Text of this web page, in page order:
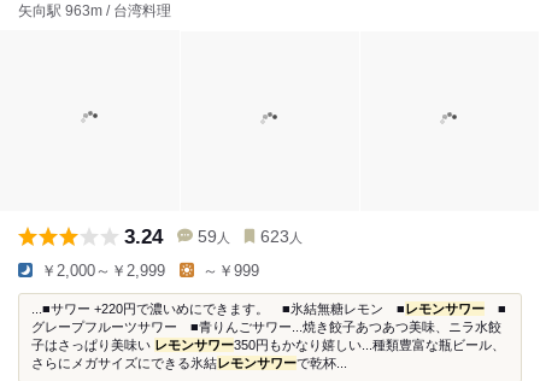
矢向駅 963m / 台湾料理
3.24 59 人 623 人
￥2,000～￥2,999 ～￥999
...■サワー +220円で濃いめにできます。 ■氷結無糖レモン ■ レモンサワー ■
グレープフルーツサワー ■青りんごサワー...焼き餃子あつあつ美味、ニラ水餃
子はさっぱり美味い レモンサワー350円もかなり嬉しい...種類豊富な瓶ビール、
さらにメガサイズにできる氷結 レモンサワーで乾杯...